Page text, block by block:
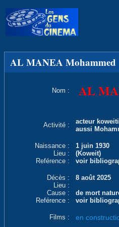
AL MANEA Mohammed
Nom : AL
Activité :
acteur
aussi
Naissance :
1 juin 1930
Lieu :
(Koweit)
Reférence :
voir
Décès :
8 août 2025
Lieu :
Cause :
de mort
Reférence :
voir
Films : en